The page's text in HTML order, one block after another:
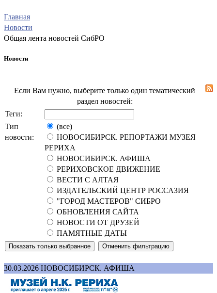
Главная
Новости
Общая лента новостей СибРО
Новости
Если Вам нужно, выберите только один тематический
раздел новостей:
Теги:
Тип
новости:
(все)
НОВОСИБИРСК. РЕПОРТАЖИ МУЗЕЯ
РЕРИХА
НОВОСИБИРСК. АФИША
РЕРИХОВСКОЕ ДВИЖЕНИЕ
ВЕСТИ С АЛТАЯ
ИЗДАТЕЛЬСКИЙ ЦЕНТР РОССАЗИЯ
"ГОРОД МАСТЕРОВ" СИБРО
ОБНОВЛЕНИЯ САЙТА
НОВОСТИ ОТ ДРУЗЕЙ
ПАМЯТНЫЕ ДАТЫ
30.03.2026 НОВОСИБИРСК. АФИША